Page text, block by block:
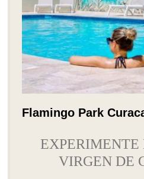
Flamingo Park
VIRGEN DE